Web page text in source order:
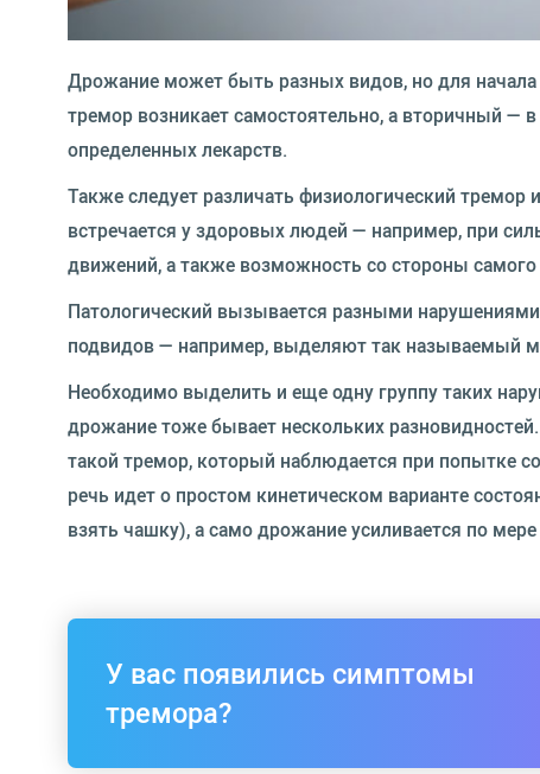
Дрожание может быть разных видов, но для
тремор возникает самостоятельно, а вторичный —
определенных лекарств.
Также следует различать физиологический
встречается у здоровых людей — например, при
движений, а также возможность со стороны самого
Патологический вызывается разными
подвидов — например, выделяют так называемый
Необходимо выделить и еще одну группу таких
дрожание тоже бывает нескольких
такой тремор, который наблюдается при попытке
речь идет о простом кинетическом варианте
взять чашку), а само дрожание усиливается по
У вас появились симптомы
тремора?